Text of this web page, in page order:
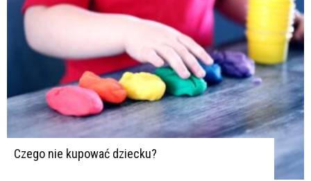
Czego nie kupować dziecku?